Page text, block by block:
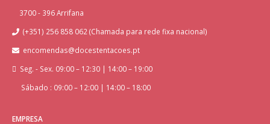
3700 - 396 Arrifana
(+351) 256 858 062 (Chamada para rede fixa nacional)
encomendas@docestentacoes.pt
Seg. - Sex. 09:00 – 12:30 | 14:00 – 19:00
Sábado : 09:00 – 12:00 | 14:00 – 18:00
EMPRESA